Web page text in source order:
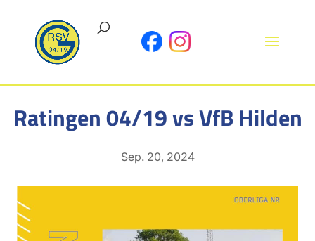
Ratingen 04/19 vs VfB Hilden
Sep. 20, 2024